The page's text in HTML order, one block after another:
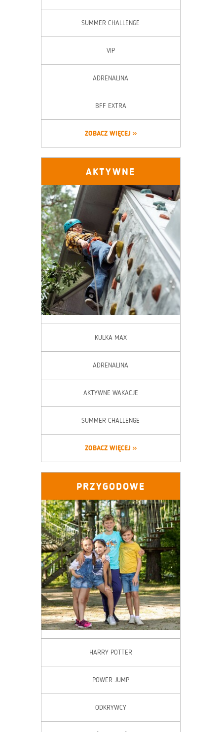
SUMMER CHALLENGE
VIP
ADRENALINA
BFF EXTRA
ZOBACZ WIĘCEJ
AKTYWNE
KULKA MAX
ADRENALINA
AKTYWNE WAKACJE
SUMMER CHALLENGE
ZOBACZ WIĘCEJ
PRZYGODOWE
HARRY POTTER
POWER JUMP
ODKRYWCY